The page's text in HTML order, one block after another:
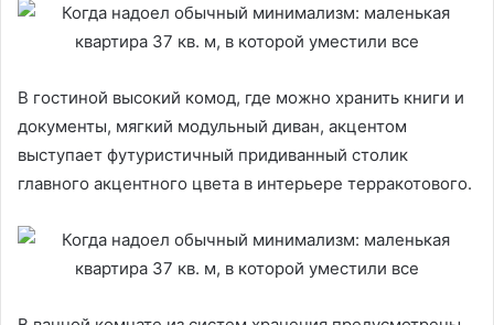
В гостиной высокий комод, где можно хранить книги и
документы, мягкий модульный диван, акцентом
выступает футуристичный придиванный столик
главного акцентного цвета в интерьере терракотового.